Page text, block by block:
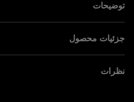
توضیحات
جزئیات محصول
نظرات